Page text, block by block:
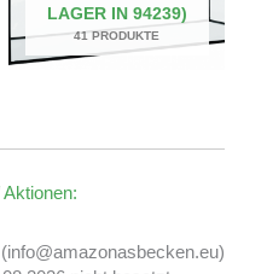
LAGER IN 94239)
41 PRODUKTE